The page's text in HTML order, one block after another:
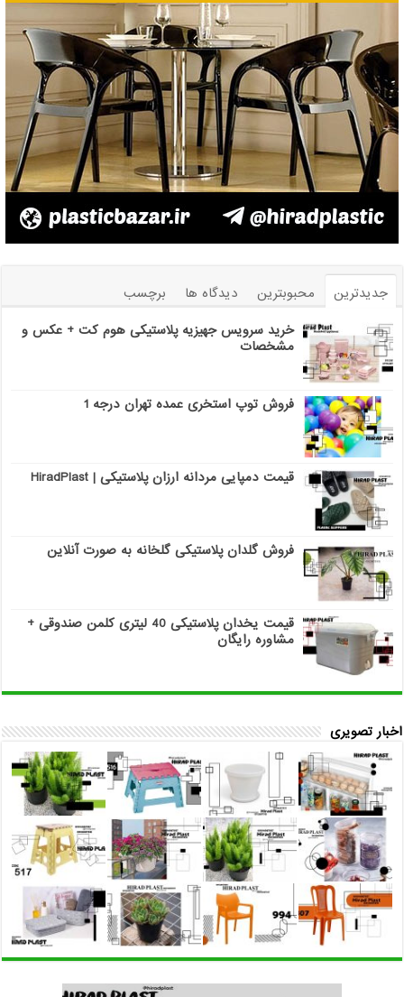
جدیدترین محبوبترین دیدگاه ها
برچسب
خرید سرویس جهیزیه پلاستیکی هوم کت + عکس و
مشخصات
فروش توپ استخری عمده تهران درجه 1
قیمت دمپایی مردانه ارزان پلاستیکی | HiradPlast
فروش گلدان پلاستیکی گلخانه به صورت آنلاین
قیمت یخدان پلاستیکی 40 لیتری کلمن صندوقی +
مشاوره رایگان
اخبار تصویری